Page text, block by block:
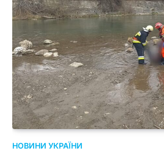
НОВИНИ УКРАЇНИ